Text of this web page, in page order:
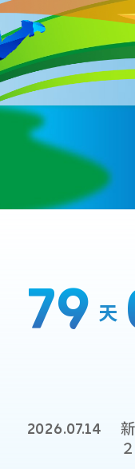
79天08小時01分鐘
79 天
2026.07.14